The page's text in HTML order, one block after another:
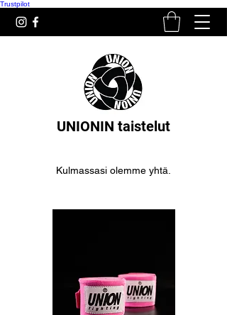
Trustpilot
UNIONIN taistelut
Kulmassasi olemme yhtä.